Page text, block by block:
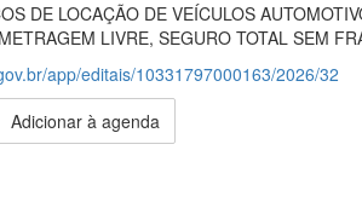
DE LOCAÇÃO DE VEÍCULOS
LIVRE, SEGURO TOTAL SEM
app/editais/10331797000163/2026/32
Adicionar à agenda